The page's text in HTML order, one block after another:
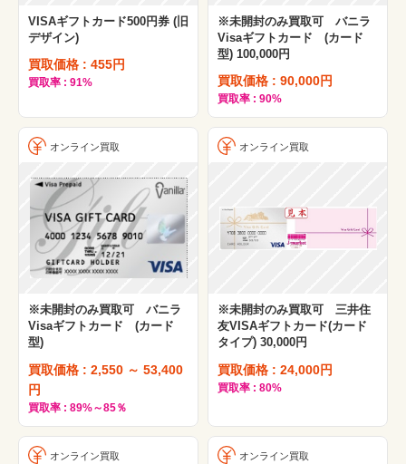
VISAギフトカード500円券 (旧
デザイン)
買取価格 : 455円
買取率 : 91%
※未開封のみ買取可 バニラ
Visaギフトカード (カード
型) 100,000円
買取価格 : 90,000円
買取率 : 90%
オンライン買取
※未開封のみ買取可 バニラ
Visaギフトカード (カード
型)
買取価格 : 2,550 ～ 53,400
円
買取率 : 89%～85％
オンライン買取
※未開封のみ買取可 三井住
友VISAギフトカード(カード
タイプ) 30,000円
買取価格 : 24,000円
買取率 : 80%
オンライン買取 オンライン買取